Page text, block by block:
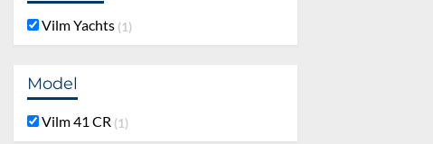
Vilm Yachts 1
Model
Vilm 41 CR 1